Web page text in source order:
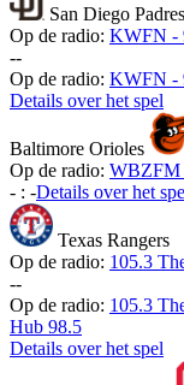
San Diego Padres
Op de radio: KWFN -
--
Op de radio: KWFN -
Details over het spel
Baltimore Orioles
Op de radio: WBZFM
- : -Details over het
Texas Rangers
Op de radio: 105.3
--
Op de radio: 105.3
Hub 98.5
Details over het spel